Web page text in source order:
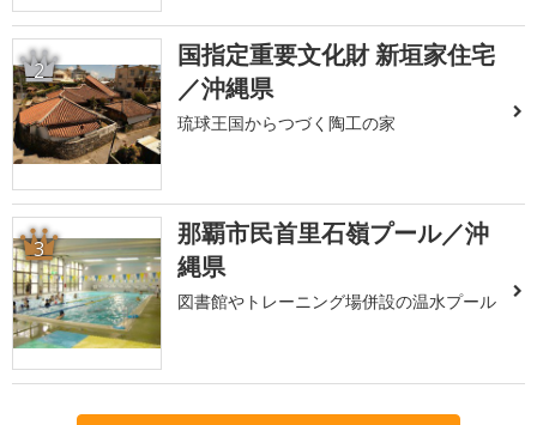
2
国指定重要文化財 新垣家住宅
／沖縄県
琉球王国からつづく陶工の家
3
那覇市民首里石嶺プール／沖
縄県
図書館やトレーニング場併設の温水プール